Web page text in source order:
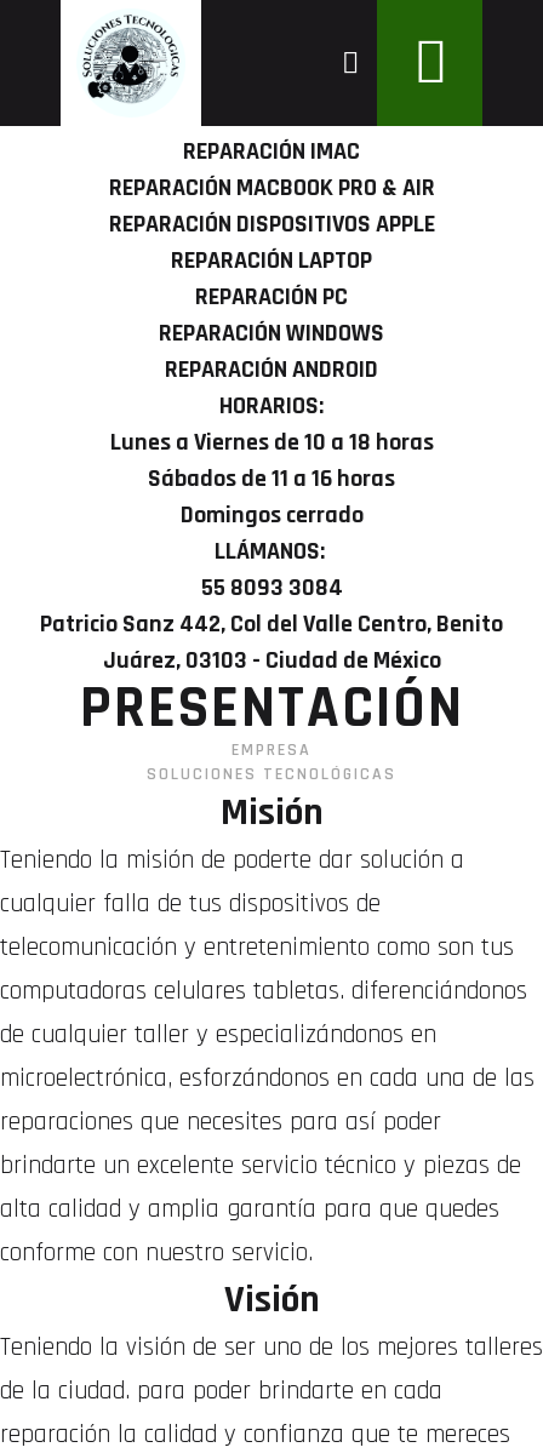
iPhone y iPad hasta iMac, Apple Watch,
MacBook Pro y MacBook Air.
REPARACIÓN IPHONE
REPARACIÓN IPAD
REPARACIÓN IMAC
REPARACIÓN MACBOOK PRO & AIR
REPARACIÓN DISPOSITIVOS APPLE
REPARACIÓN LAPTOP
REPARACIÓN PC
REPARACIÓN WINDOWS
REPARACIÓN ANDROID
HORARIOS:
Lunes a Viernes de 10 a 18 horas
Sábados de 11 a 16 horas
Domingos cerrado
LLÁMANOS:
55 8093 3084
Patricio Sanz 442, Col del Valle Centro, Benito
Juárez, 03103 - Ciudad de México
PRESENTACIÓN
EMPRESA
SOLUCIONES TECNOLÓGICAS
Misión
Teniendo la misión de poderte dar solución a
cualquier falla de tus dispositivos de
telecomunicación y entretenimiento como son tus
computadoras celulares tabletas. diferenciándonos
de cualquier taller y especializándonos en
microelectrónica, esforzándonos en cada una de las
reparaciones que necesites para así poder
brindarte un excelente servicio técnico y piezas de
alta calidad y amplia garantía para que quedes
conforme con nuestro servicio.
Visión
Teniendo la visión de ser uno de los mejores talleres
de la ciudad. para poder brindarte en cada
reparación la calidad y confianza que te mereces